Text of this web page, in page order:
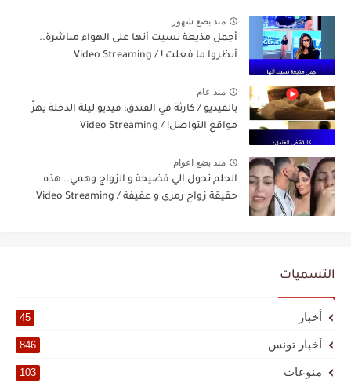
منذ بضع شهور
أجمل مذيعة نسيت أنها على الهواء مباشرة..
أنظروا ما فعلت ! / Video Streaming
منذ عام
بالفيديو / كارثة في الفندق: فيديو ليلة الدخلة يهزّ
مواقع التواصل! / Video Streaming
منذ بضع اعوام
الحلم تحول الي فضيحة و الزواج وهمي.. هذه
حقيقة زواج رمزي و عفيفة / Video Streaming
التسميات
أخبار 45
أخبار تونس 846
منوعات 103